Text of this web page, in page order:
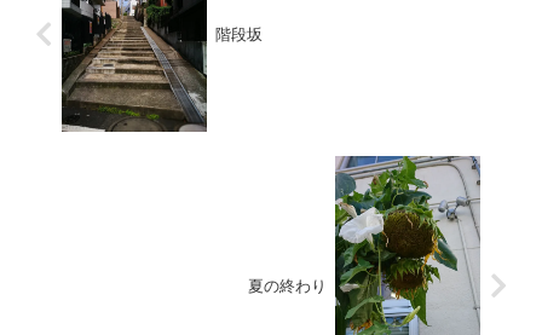
階段坂
夏の終わり